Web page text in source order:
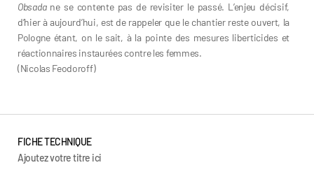
Obsadane se contente pas de revisiter le passé. L’enjeu décisif,
d’hier à aujourd’hui, est de rappeler que le chantier reste ouvert, la
Pologne étant, on le sait, à la pointe des mesures liberticides et
réactionnaires instaurées contre les femmes.
(Nicolas Feodoroff)
FICHE TECHNIQUE
Ajoutez votre titre ici